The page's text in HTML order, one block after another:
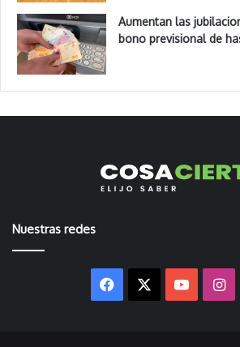
Aumentan las
bono previsional de
Nuestras redes
Facebook YouTube